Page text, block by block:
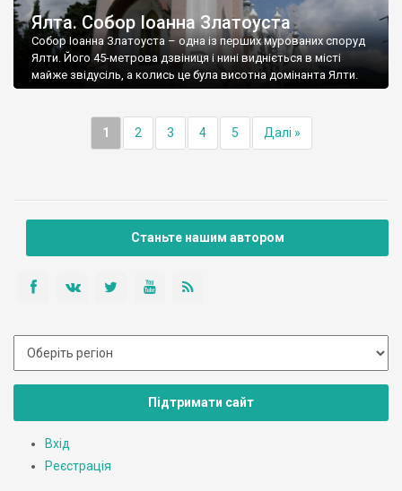
Ялта. Собор Іоанна Златоуста
Собор Іоанна Златоуста – одна із перших мурованих споруд
Ялти. Його 45-метрова дзвіниця і нині видніється в місті
майже звідусіль, а колись це була висотна домінанта Ялти.
1 2 3 4 5 Далі »
Станьте нашим автором
Підтримати сайт
Вхід
Реєстрація